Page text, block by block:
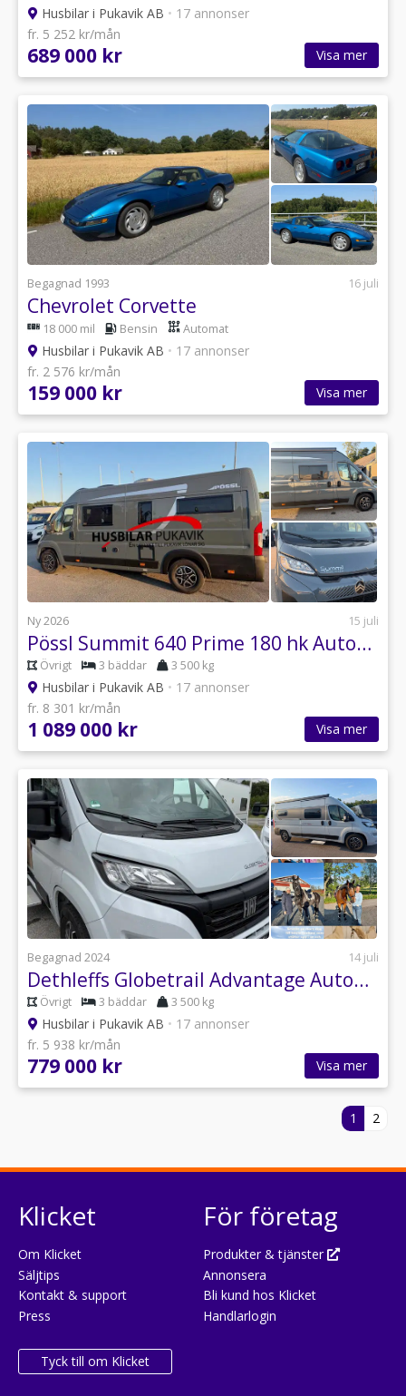
Husbilar i Pukavik AB • 17 annonser
fr. 5 252 kr/mån
689 000 kr Visa mer
Begagnad 1993 16 juli
Chevrolet Corvette
18 000 mil Bensin Automat
Husbilar i Pukavik AB • 17 annonser
fr. 2 576 kr/mån
159 000 kr Visa mer
Ny 2026 15 juli
Pössl Summit 640 Prime 180 hk Automat Nordic Edition
Övrigt 3 bäddar 3 500 kg
Husbilar i Pukavik AB • 17 annonser
fr. 8 301 kr/mån
1 089 000 kr Visa mer
Begagnad 2024 14 juli
Dethleffs Globetrail Advantage Automat Solcell 800 mil
Övrigt 3 bäddar 3 500 kg
Husbilar i Pukavik AB • 17 annonser
fr. 5 938 kr/mån
779 000 kr Visa mer
1 2
Klicket
Om Klicket
Säljtips
Kontakt & support
Press
Tyck till om Klicket
För företag
Produkter & tjänster
Annonsera
Bli kund hos Klicket
Handlarlogin